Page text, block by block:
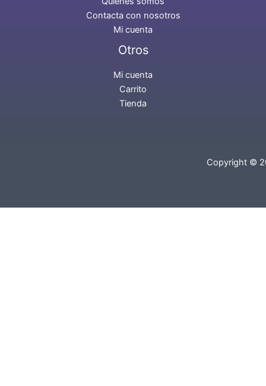
Contacta con nosotros
Mi cuenta
Otros
Mi cuenta
Carrito
Tienda
Copyright ©